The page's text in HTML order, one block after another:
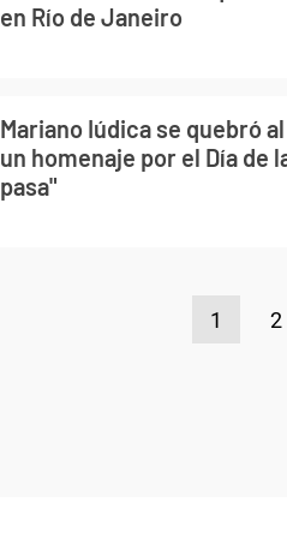
en Río de Janeiro
Mariano Iúdica se quebró
un homenaje por el Día de
pasa"
1 2